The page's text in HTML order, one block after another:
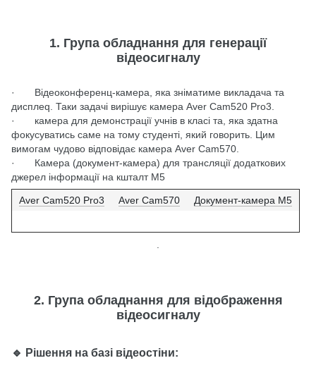
1. Група обладнання для генерації
відеосигналу
· Відеоконференц-камера, яка зніматиме викладача та
дисплеq. Таки задачі вирішує камера Aver Cam520 Pro3.
· камера для демонстрації учнів в класі та, яка здатна
фокусуватись саме на тому студенті, який говорить. Цим
вимогам чудово відповідає камера Aver Cam570.
· Камера (документ-камера) для трансляції додаткових
джерел інформації на кшталт M5
Aver Cam520 Pro3 Aver Cam570 Документ-камера М5
2. Група обладнання для відображення
відеосигналу
🔹 Рішення на базі відеостіни: